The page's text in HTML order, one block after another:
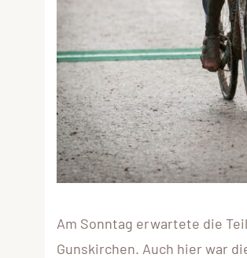
Am Sonntag erwartete die
Gunskirchen. Auch hier war